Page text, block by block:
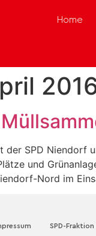
Home
der SPD Niendorf
und
Nord im
SPD-